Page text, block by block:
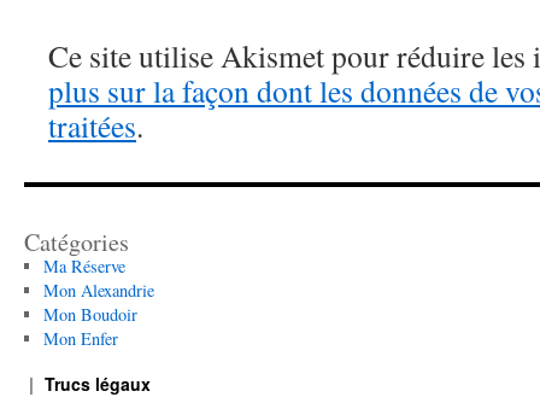
Ce site utilise Akismet pour réduire les
plus sur la façon dont les données de
traitées.
Catégories
Ma Réserve
Mon Alexandrie
Mon Boudoir
Mon Enfer
Trucs légaux